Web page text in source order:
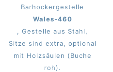
Barhockergestelle
Wales-460
, Gestelle aus Stahl,
Sitze sind extra, optional
mit Holzsäulen (Buche
roh).